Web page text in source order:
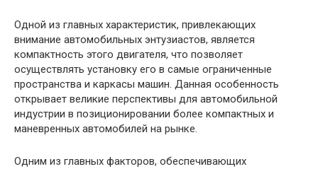
Одной из главных характеристик, привлекающих
внимание автомобильных энтузиастов, является
компактность этого двигателя, что позволяет
осуществлять установку его в самые ограниченные
пространства и каркасы машин. Данная особенность
открывает великие перспективы для автомобильной
индустрии в позиционировании более компактных и
маневренных автомобилей на рынке.
Одним из главных факторов, обеспечивающих